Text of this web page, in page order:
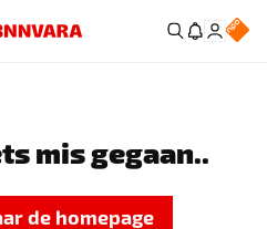
mis gegaan..
de homepage